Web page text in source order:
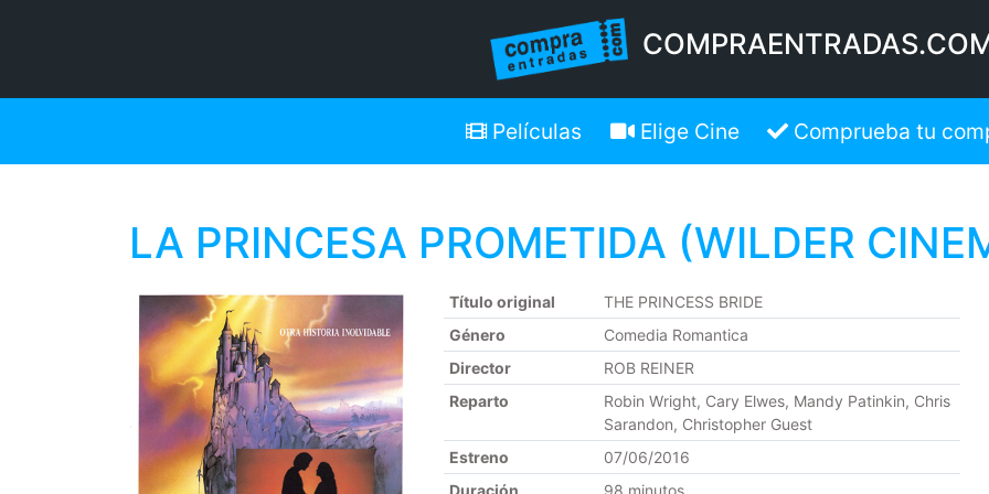
Películas Elige Cine Comprueba tu
LA PRINCESA PROMETIDA (WILDER
Título original
THE PRINCESS BRIDE
Género
Comedia Romantica
Director
ROB REINER
Reparto
Robin Wright, Cary Elwes, Mandy Patinkin, Chris
Sarandon, Christopher Guest
Estreno
07/06/2016
Duración
98 minutos